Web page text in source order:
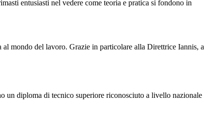
entusiasti nel vedere come teoria e pratica si fondono in
mondo del lavoro. Grazie in particolare alla Direttrice Iannis, a
un diploma di tecnico superiore riconosciuto a livello nazionale